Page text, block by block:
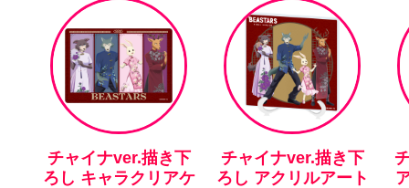
チャイナver.描き下
ろし キャラクリアケ
チャイナver.描き下
ろし アクリルアート